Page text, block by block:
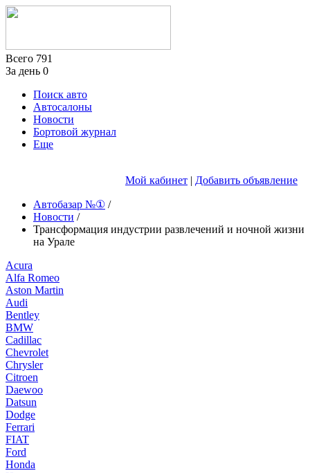
Всего 791
За день 0
Поиск авто
Автосалоны
Новости
Бортовой журнал
Еще
Мой кабинет | Добавить объявление
Автобазар №① /
Новости /
Трансформация индустрии развлечений и ночной жизни
на Урале
Acura
Alfa Romeo
Aston Martin
Audi
Bentley
BMW
Cadillac
Chevrolet
Chrysler
Citroen
Daewoo
Datsun
Dodge
Ferrari
FIAT
Ford
Honda